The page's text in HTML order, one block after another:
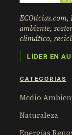
ECOticias.com,
ambiente,
climático,
LÍDER EN
CATEGORÍAS
Medio
Naturaleza
Energías